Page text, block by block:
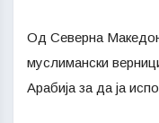
Од Северна
муслимански
Арабија за да ја